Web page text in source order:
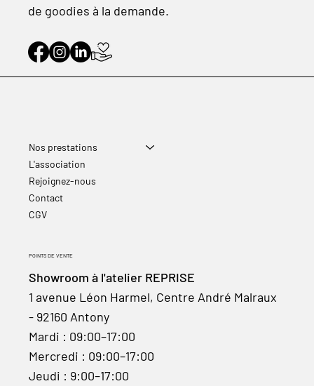
de goodies à la demande.
POINTS DE VENTE
Showroom à l'atelier REPRISE
1 avenue Léon Harmel, Centre André Malraux
- 92160 Antony
Mardi : 09:00–17:00
Mercredi : 09:00–17:00
Jeudi : 9:00–17:00
Nos prestations
L'association
Rejoignez-nous
Contact
CGV